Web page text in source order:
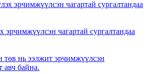
эрчимжүүлсэн чагартай сургалтандаа